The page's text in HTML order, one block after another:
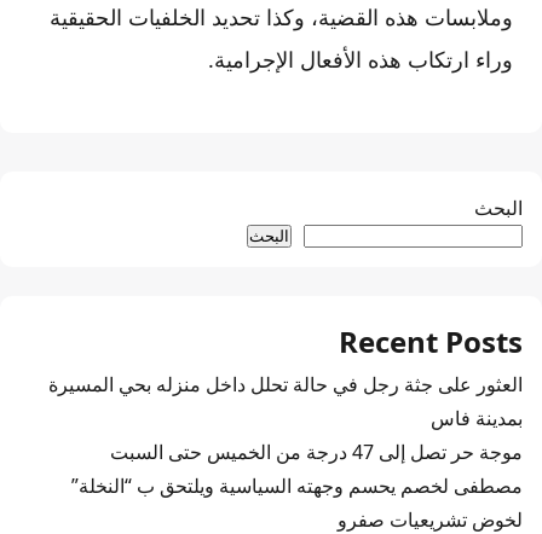
وملابسات هذه القضية، وكذا تحديد الخلفيات الحقيقية
وراء ارتكاب هذه الأفعال الإجرامية.
البحث
البحث
Recent Posts
العثور على جثة رجل في حالة تحلل داخل منزله بحي المسيرة
بمدينة فاس
موجة حر تصل إلى 47 درجة من الخميس حتى السبت
مصطفى لخصم يحسم وجهته السياسية ويلتحق ب “النخلة”
لخوض تشريعيات صفرو